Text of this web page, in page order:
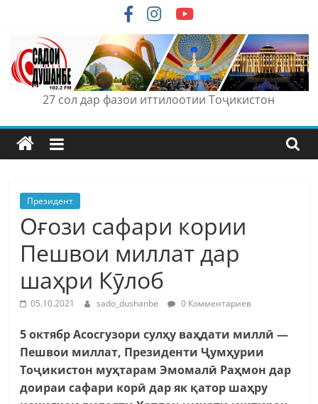
content
27 сол дар фазои иттилоотии Тоҷикистон
Президент
Оғози сафари кории
Пешвои миллат дар
шаҳри Кӯлоб
05.10.2021 sado_dushanbe 0 Комментариев
5 октябр Асосгузори сулҳу ваҳдати миллӣ —
Пешвои миллат, Президенти Ҷумҳурии
Тоҷикистон муҳтарам Эмомалӣ Раҳмон дар
доираи сафари корӣ дар як қатор шаҳру